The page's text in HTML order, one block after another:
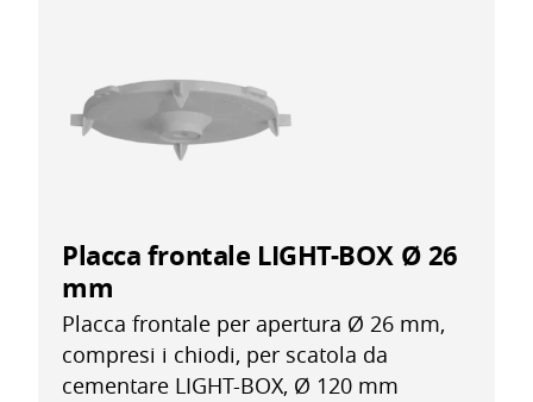
Placca frontale LIGHT-BOX Ø 26
mm
Placca frontale per apertura Ø 26 mm,
compresi i chiodi, per scatola da
cementare LIGHT-BOX, Ø 120 mm